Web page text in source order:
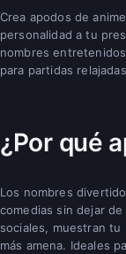
Crea apodos de
personalidad a tu
nombres
para partidas
¿Por qué
Los nombres
comedias sin dejar
sociales, muestran
más amena. Ideales